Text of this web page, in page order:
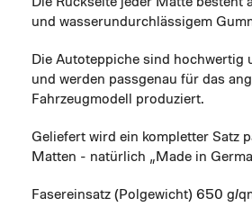
Die Rückseite jeder Matte besteht
und wasserundurchlässigem
Die Autoteppiche sind hochwertig
und werden passgenau für das
Fahrzeugmodell produziert.
Geliefert wird ein kompletter Satz
Matten - natürlich „Made in
Fasereinsatz (Polgewicht) 650 g/